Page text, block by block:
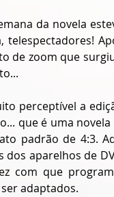
da novela
telespectadores!
de zoom que
perceptível a
que é uma
padrão de 4:3.
dos aparelhos de
adaptados.